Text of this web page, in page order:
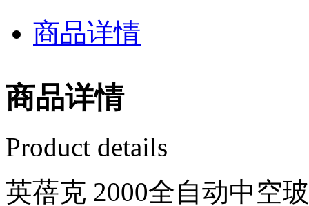
商品详情
商品详情
Product details
英蓓克 2000全自动中空